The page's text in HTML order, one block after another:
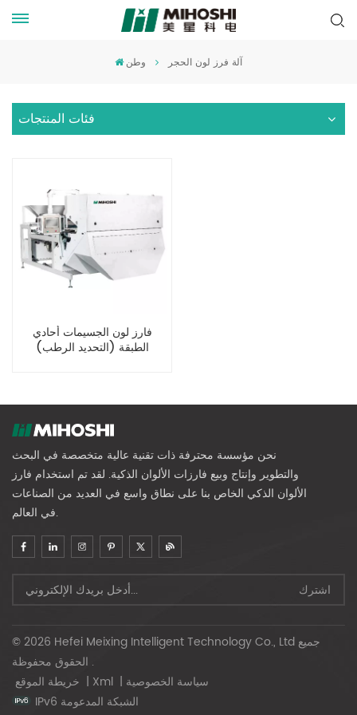
وطن آلة فرز لون الحجر
فئات المنتجات
فارز لون الجسيمات أحادي
الطبقة (التحديد الرطب)
نحن مؤسسة محترفة ذات تقنية عالية متخصصة في البحث
والتطوير وإنتاج وبيع فارزات الألوان الذكية. لقد تم استخدام فارز
الألوان الذكي الخاص بنا على نطاق واسع في العديد من الصناعات
في العالم.
© 2026 Hefei Meixing Intelligent Technology Co., Ltd جميع
الحقوق محفوظة .
| Xml | سياسة الخصوصية
IPv6 الشبكة المدعومة